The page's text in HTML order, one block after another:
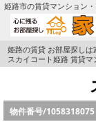
姫路市の賃貸マンション
TOPページ
ペットOK物件
姫路の賃貸 お部屋探しは
スカイコート姫路 賃貸マ
物件番号/1058318075